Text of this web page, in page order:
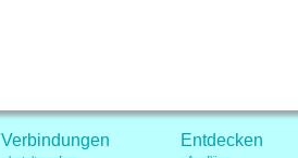
Verbindungen Entdecken